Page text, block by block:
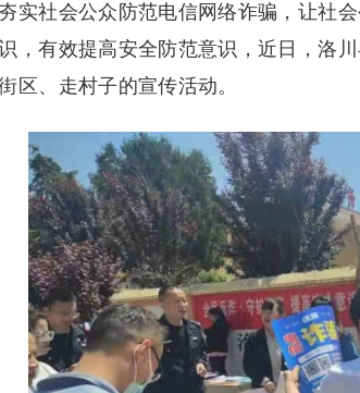
实社会公众防范电信网络诈骗，让社
，有效提高安全防范意识，近日，洛
区、走村子的宣传活动。